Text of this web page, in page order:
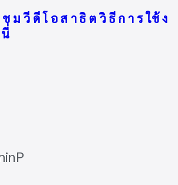
ม วี ดี โ อ ส า ธิ ต วิ ธี ก า ร ใช้ ง
นี่